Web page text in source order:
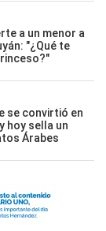
a un menor a
"¿Qué te
se convirtió en
hoy sella un
Árabes